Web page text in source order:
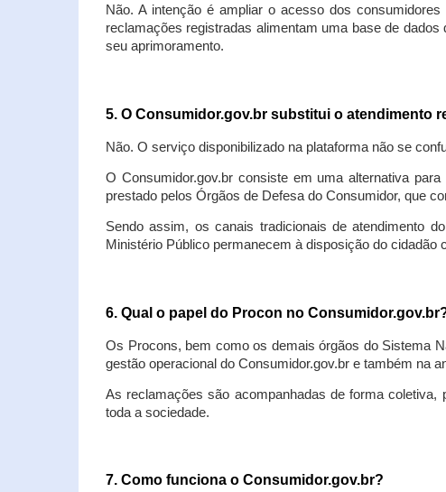
Não. A intenção é ampliar o acesso dos
reclamações registradas alimentam uma base de
seu aprimoramento.
5. O Consumidor.gov.br substitui o atendimento
Não. O serviço disponibilizado na plataforma não se
O Consumidor.gov.br consiste em uma alternativa
prestado pelos Órgãos de Defesa do Consumidor, que
Sendo assim, os canais tradicionais de atendimento
Ministério Público permanecem à disposição do
6. Qual o papel do Procon no
Os Procons, bem como os demais órgãos do Sistema
gestão operacional do Consumidor.gov.br e também na
As reclamações são acompanhadas de forma
toda a sociedade.
7. Como funciona o Consumidor.gov.br?